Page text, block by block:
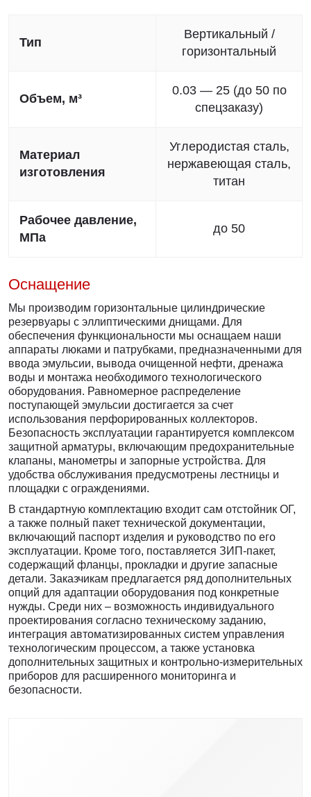
Тип
Вертикальный /
горизонтальный
Объем, м³
0.03 — 25 (до 50 по
спецзаказу)
Материал
изготовления
Углеродистая сталь,
нержавеющая сталь,
титан
Рабочее давление,
МПа
до 50
Оснащение
Мы производим горизонтальные цилиндрические
резервуары с эллиптическими днищами. Для
обеспечения функциональности мы оснащаем наши
аппараты люками и патрубками, предназначенными для
ввода эмульсии, вывода очищенной нефти, дренажа
воды и монтажа необходимого технологического
оборудования. Равномерное распределение
поступающей эмульсии достигается за счет
использования перфорированных коллекторов.
Безопасность эксплуатации гарантируется комплексом
защитной арматуры, включающим предохранительные
клапаны, манометры и запорные устройства. Для
удобства обслуживания предусмотрены лестницы и
площадки с ограждениями.
В стандартную комплектацию входит сам отстойник ОГ,
а также полный пакет технической документации,
включающий паспорт изделия и руководство по его
эксплуатации. Кроме того, поставляется ЗИП-пакет,
содержащий фланцы, прокладки и другие запасные
детали. Заказчикам предлагается ряд дополнительных
опций для адаптации оборудования под конкретные
нужды. Среди них – возможность индивидуального
проектирования согласно техническому заданию,
интеграция автоматизированных систем управления
технологическим процессом, а также установка
дополнительных защитных и контрольно-измерительных
приборов для расширенного мониторинга и
безопасности.